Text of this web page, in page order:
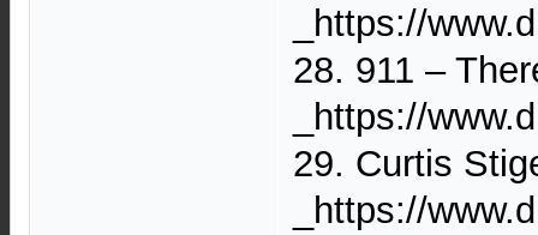
_https://
28. 911 ‎–
_https://
29. Curtis
_https://